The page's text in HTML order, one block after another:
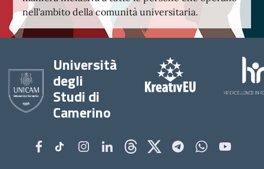
nell'ambito della comunità universitaria.
Università
degli
Studi di
Camerino